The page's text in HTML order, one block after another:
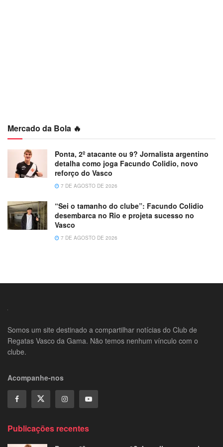
Mercado da Bola 🔥
Ponta, 2º atacante ou 9? Jornalista argentino
detalha como joga Facundo Colidio, novo
reforço do Vasco
7 DE AGOSTO DE 2026
“Sei o tamanho do clube”: Facundo Colidio
desembarca no Rio e projeta sucesso no
Vasco
7 DE AGOSTO DE 2026
Somos um site destinado a compartilhar notícias do Club de
Regatas Vasco da Gama. Não temos nenhum vínculo com o
clube.
Acompanhe-nos
Publicações recentes